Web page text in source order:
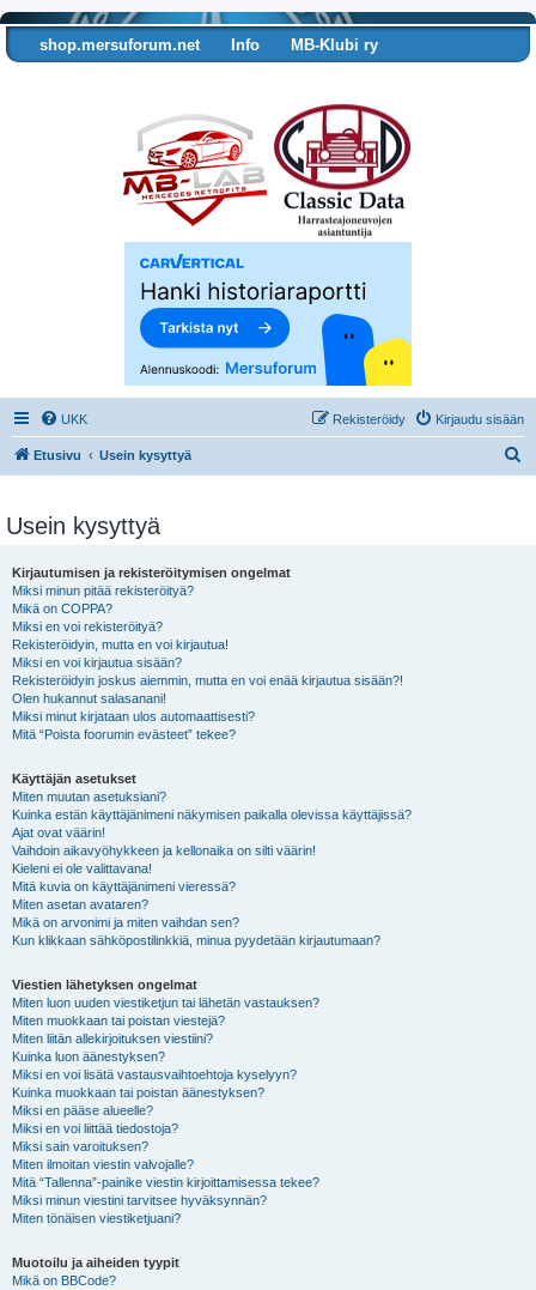
shop.mersuforum.net Info
MB-Klubi ry
UKK Kirjaudu sisään
Rekisteröidy
Etusivu Usein kysyttyä
Usein kysyttyä
Kirjautumisen ja rekisteröitymisen ongelmat
Miksi minun pitää rekisteröityä?
Mikä on COPPA?
Miksi en voi rekisteröityä?
Rekisteröidyin, mutta en voi kirjautua!
Miksi en voi kirjautua sisään?
Rekisteröidyin joskus aiemmin, mutta en voi enää kirjautua sisään?!
Olen hukannut salasanani!
Miksi minut kirjataan ulos automaattisesti?
Mitä “Poista foorumin evästeet” tekee?
Käyttäjän asetukset
Miten muutan asetuksiani?
Kuinka estän käyttäjänimeni näkymisen paikalla olevissa käyttäjissä?
Ajat ovat väärin!
Vaihdoin aikavyöhykkeen ja kellonaika on silti väärin!
Kieleni ei ole valittavana!
Mitä kuvia on käyttäjänimeni vieressä?
Miten asetan avataren?
Mikä on arvonimi ja miten vaihdan sen?
Kun klikkaan sähköpostilinkkiä, minua pyydetään kirjautumaan?
Viestien lähetyksen ongelmat
Miten luon uuden viestiketjun tai lähetän vastauksen?
Miten muokkaan tai poistan viestejä?
Miten liitän allekirjoituksen viestiini?
Kuinka luon äänestyksen?
Miksi en voi lisätä vastausvaihtoehtoja kyselyyn?
Kuinka muokkaan tai poistan äänestyksen?
Miksi en pääse alueelle?
Miksi en voi liittää tiedostoja?
Miksi sain varoituksen?
Miten ilmoitan viestin valvojalle?
Mitä “Tallenna”-painike viestin kirjoittamisessa tekee?
Miksi minun viestini tarvitsee hyväksynnän?
Miten tönäisen viestiketjuani?
Muotoilu ja aiheiden tyypit
Mikä on BBCode?